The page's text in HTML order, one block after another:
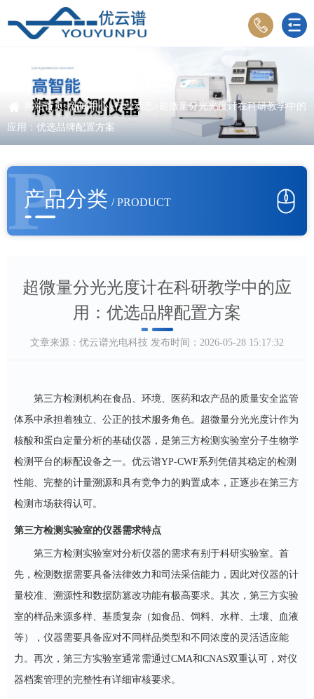
网站首页>新闻中心>行业动态
>超微量分光光度计在科研教学中的
应用：优选品牌配置方案
P
产品分类 / PRODUCT
超微量分光光度计在科研教学中的应
用：优选品牌配置方案
文章来源： 优云谱光电科技 发布时间：2026-05-28 15:17:32
第三方检测机构在食品、环境、医药和农产品的质量安全监管
体系中承担着独立、公正的技术服务角色。超微量分光光度计作为
核酸和蛋白定量分析的基础仪器，是第三方检测实验室分子生物学
检测平台的标配设备之一。优云谱YP-CWF系列凭借其稳定的检测
性能、完整的计量溯源和具有竞争力的购置成本，正逐步在第三方
检测市场获得认可。
第三方检测实验室的仪器需求特点
第三方检测实验室对分析仪器的需求有别于科研实验室。首
先，检测数据需要具备法律效力和司法采信能力，因此对仪器的计
量校准、溯源性和数据防篡改功能有极高要求。其次，第三方实验
室的样品来源多样、基质复杂（如食品、饲料、水样、土壤、血液
等），仪器需要具备应对不同样品类型和不同浓度的灵活适应能
力。再次，第三方实验室通常需通过CMA和CNAS双重认可，对仪
器档案管理的完整性有详细审核要求。